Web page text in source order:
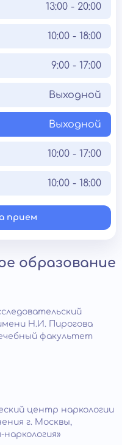
13:00 - 20:00
10:00 - 18:00
9:00 - 17:00
Выходной
Выходной
10:00 - 17:00
10:00 - 18:00
прием
образование
Н.И. Пирогова
факультет
центр наркологии
г. Москвы,